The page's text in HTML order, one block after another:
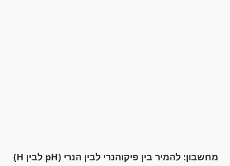
מחשבון: להמיר בין פיקוהנרי לבין הנרי (pH לבין H)